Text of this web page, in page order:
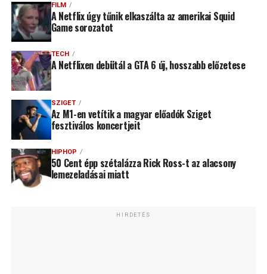
FILM
A Netflix úgy tűnik elkaszálta az amerikai Squid
Game sorozatot
TECH
A Netflixen debütál a GTA 6 új, hosszabb előzetese
SZIGET
Az M1-en vetítik a magyar előadók Sziget
fesztiválos koncertjeit
HIPHOP
50 Cent épp szétalázza Rick Ross-t az alacsony
lemezeladásai miatt
HIRDETÉS